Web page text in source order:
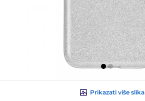
Prikazati više slika